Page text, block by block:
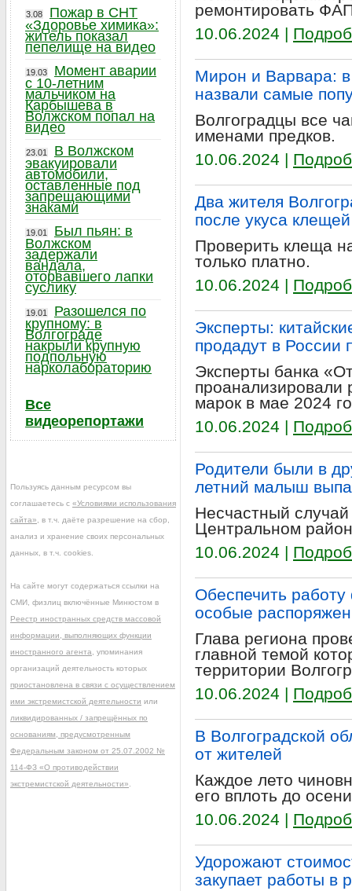
ремонтировать
10.06.2024 |
Мирон и Варвара: в
назвали самые
Волгоградцы все
именами предков.
10.06.2024 |
Два жителя
после укуса клещей
Проверить клеща
только платно.
10.06.2024 |
Эксперты:
продадут в
Эксперты банка
проанализировали
марок в мае 2024
10.06.2024 |
Родители были в
летний малыш
Несчастный
Центральном
10.06.2024 |
Обеспечить
особые
Глава региона
главной темой
территории
10.06.2024 |
В Волгоградской
от жителей
Каждое лето
его вплоть до
10.06.2024 |
Удорожают
закупает работы в
3.08
Пожар в СНТ
«Здоровье химика»:
житель показал
пепелище на видео
19.03
Момент аварии
с 10-летним
мальчиком на
Карбышева в
Волжском попал на
видео
23.01
В Волжском
эвакуировали
автомобили,
оставленные под
запрещающими
знаками
19.01
Был пьян: в
Волжском
задержали
вандала,
оторвавшего лапки
суслику
19.01
Разошелся по
крупному: в
Волгограде
накрыли крупную
подпольную
нарколабораторию
Все
видеорепортажи
Пользуясь данным ресурсом вы
соглашаетесь с «Условиями использования
сайта» , в т.ч. даёте разрешение на сбор,
анализ и хранение своих персональных
данных, в т.ч. cookies.
На сайте могут содержаться ссылки на
СМИ, физлиц включённые Минюстом в
Реестр иностранных средств массовой
информации, выполняющих функции
иностранного агента , упоминания
организаций деятельность которых
приостановлена в связи с осуществлением
ими экстремистской деятельности или
ликвидированных / запрещённых по
основаниям, предусмотренным
Федеральным законом от 25.07.2002 №
114-ФЗ «О противодействии
экстремистской деятельности»